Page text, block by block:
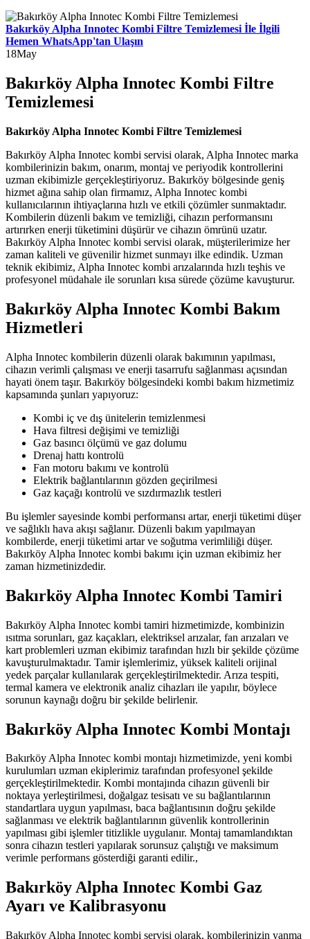
Bakırköy Alpha Innotec Kombi Filtre Temizlemesi İle İlgili
Hemen WhatsApp'tan Ulaşın
18May
Bakırköy Alpha Innotec Kombi Filtre
Temizlemesi
Bakırköy Alpha Innotec Kombi Filtre Temizlemesi
Bakırköy Alpha Innotec kombi servisi olarak, Alpha Innotec marka
kombilerinizin bakım, onarım, montaj ve periyodik kontrollerini
uzman ekibimizle gerçekleştiriyoruz. Bakırköy bölgesinde geniş
hizmet ağına sahip olan firmamız, Alpha Innotec kombi
kullanıcılarının ihtiyaçlarına hızlı ve etkili çözümler sunmaktadır.
Kombilerin düzenli bakım ve temizliği, cihazın performansını
artırırken enerji tüketimini düşürür ve cihazın ömrünü uzatır.
Bakırköy Alpha Innotec kombi servisi olarak, müşterilerimize her
zaman kaliteli ve güvenilir hizmet sunmayı ilke edindik. Uzman
teknik ekibimiz, Alpha Innotec kombi arızalarında hızlı teşhis ve
profesyonel müdahale ile sorunları kısa sürede çözüme kavuşturur.
Bakırköy Alpha Innotec Kombi Bakım
Hizmetleri
Alpha Innotec kombilerin düzenli olarak bakımının yapılması,
cihazın verimli çalışması ve enerji tasarrufu sağlanması açısından
hayati önem taşır. Bakırköy bölgesindeki kombi bakım hizmetimiz
kapsamında şunları yapıyoruz:
Kombi iç ve dış ünitelerin temizlenmesi
Hava filtresi değişimi ve temizliği
Gaz basıncı ölçümü ve gaz dolumu
Drenaj hattı kontrolü
Fan motoru bakımı ve kontrolü
Elektrik bağlantılarının gözden geçirilmesi
Gaz kaçağı kontrolü ve sızdırmazlık testleri
Bu işlemler sayesinde kombi performansı artar, enerji tüketimi düşer
ve sağlıklı hava akışı sağlanır. Düzenli bakım yapılmayan
kombilerde, enerji tüketimi artar ve soğutma verimliliği düşer.
Bakırköy Alpha Innotec kombi bakımı için uzman ekibimiz her
zaman hizmetinizdedir.
Bakırköy Alpha Innotec Kombi Tamiri
Bakırköy Alpha Innotec kombi tamiri hizmetimizde, kombinizin
ısıtma sorunları, gaz kaçakları, elektriksel arızalar, fan arızaları ve
kart problemleri uzman ekibimiz tarafından hızlı bir şekilde çözüme
kavuşturulmaktadır. Tamir işlemlerimiz, yüksek kaliteli orijinal
yedek parçalar kullanılarak gerçekleştirilmektedir. Arıza tespiti,
termal kamera ve elektronik analiz cihazları ile yapılır, böylece
sorunun kaynağı doğru bir şekilde belirlenir.
Bakırköy Alpha Innotec Kombi Montajı
Bakırköy Alpha Innotec kombi montajı hizmetimizde, yeni kombi
kurulumları uzman ekiplerimiz tarafından profesyonel şekilde
gerçekleştirilmektedir. Kombi montajında cihazın güvenli bir
noktaya yerleştirilmesi, doğalgaz tesisatı ve su bağlantılarının
standartlara uygun yapılması, baca bağlantısının doğru şekilde
sağlanması ve elektrik bağlantılarının güvenlik kontrollerinin
yapılması gibi işlemler titizlikle uygulanır. Montaj tamamlandıktan
sonra cihazın testleri yapılarak sorunsuz çalıştığı ve maksimum
verimle performans gösterdiği garanti edilir.,
Bakırköy Alpha Innotec Kombi Gaz
Ayarı ve Kalibrasyonu
Bakırköy Alpha Innotec kombi servisi olarak, kombilerinizin yanma